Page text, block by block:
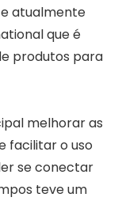
atualmente
que é
produtos para
melhorar as
facilitar o uso
se conectar
teve um